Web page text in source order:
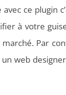
ce plugin
à votre
Par
web